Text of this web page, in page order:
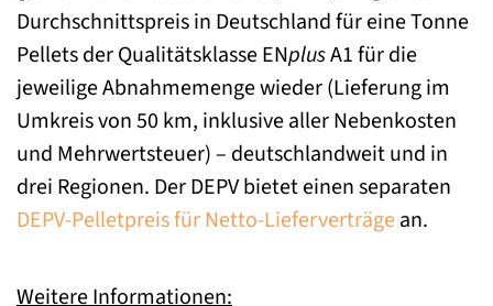
Durchschnittspreis in Deutschland für eine Tonne
Pellets der Qualitätsklasse ENplusA1 für die
jeweilige Abnahmemenge wieder (Lieferung im
Umkreis von 50 km, inklusive aller Nebenkosten
und Mehrwertsteuer) – deutschlandweit und in
drei Regionen. Der DEPV bietet einen separaten
DEPV-Pelletpreis für Netto-Lieferverträgean.
Weitere Informationen: